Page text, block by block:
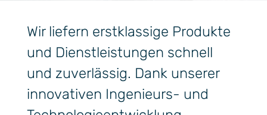
Wir liefern erstklassige Produkte
und Dienstleistungen schnell
und zuverlässig. Dank unserer
innovativen Ingenieurs- und